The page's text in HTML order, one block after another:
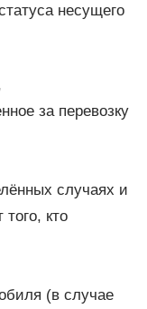
несущего
за перевозку
случаях и
того, кто
(в случае